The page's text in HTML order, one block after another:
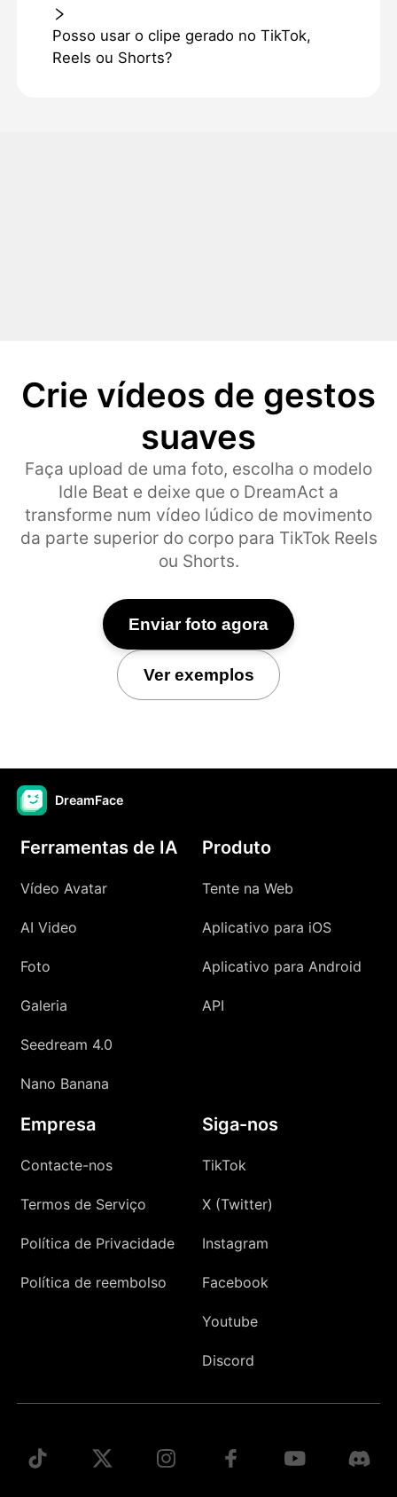
Posso usar o clipe gerado no TikTok,
Reels ou Shorts?
Crie vídeos de gestos
suaves
Faça upload de uma foto, escolha o modelo
Idle Beat e deixe que o DreamAct a
transforme num vídeo lúdico de movimento
da parte superior do corpo para TikTok Reels
ou Shorts.
Enviar foto agora
Ver exemplos
DreamFace
Ferramentas de IA
Vídeo Avatar
AI Video
Foto
Galeria
Seedream 4.0
Nano Banana
Produto
Tente na Web
Aplicativo para iOS
Aplicativo para Android
API
Empresa
Contacte-nos
Termos de Serviço
Política de Privacidade
Política de reembolso
Siga-nos
TikTok
X (Twitter)
Instagram
Facebook
Youtube
Discord